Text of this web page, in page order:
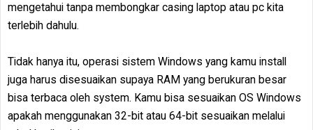
mengetahui tanpa membongkar casing laptop atau pc kita
terlebih dahulu.
Tidak hanya itu, operasi sistem Windows yang kamu install
juga harus disesuaikan supaya RAM yang berukuran besar
bisa terbaca oleh system. Kamu bisa sesuaikan OS Windows
apakah menggunakan 32-bit atau 64-bit sesuaikan melalui